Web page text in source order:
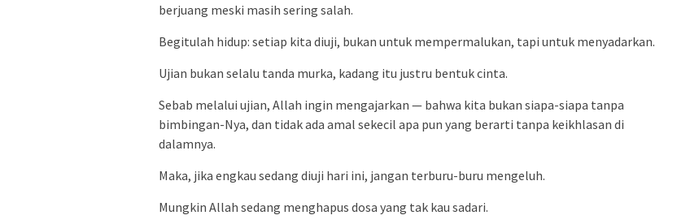
berjuang meski masih sering salah.
Begitulah hidup: setiap kita diuji, bukan untuk mempermalukan, tapi untuk menyadarkan.
Ujian bukan selalu tanda murka, kadang itu justru bentuk cinta.
Sebab melalui ujian, Allah ingin mengajarkan — bahwa kita bukan siapa-siapa tanpa
bimbingan-Nya, dan tidak ada amal sekecil apa pun yang berarti tanpa keikhlasan di
dalamnya.
Maka, jika engkau sedang diuji hari ini, jangan terburu-buru mengeluh.
Mungkin Allah sedang menghapus dosa yang tak kau sadari.